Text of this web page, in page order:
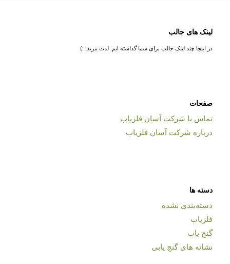
لینک های جالب
در اینجا چند لینک جالب برای شما گذاشته ایم. لذت ببرید! :)
صفحات
تماس با شرکت آسان فلزیاب
درباره شرکت آسان فلزیاب
دسته ها
دسته‌بندی نشده
فلزیاب
گنج یاب
نشانه های گنج یابی